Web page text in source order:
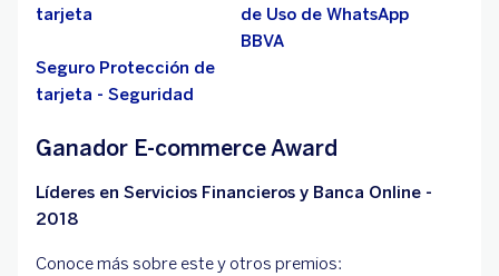
tarjeta
de Uso de WhatsApp
BBVA
Seguro Protección de
tarjeta - Seguridad
Ganador E-commerce Award
Líderes en Servicios Financieros y Banca Online -
2018
Conoce más sobre este y otros premios: